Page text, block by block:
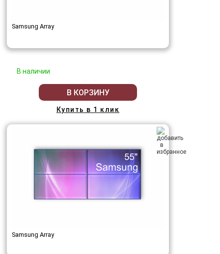
Samsung Array
В наличии
В КОРЗИНУ
Купить в 1 клик
Samsung Array